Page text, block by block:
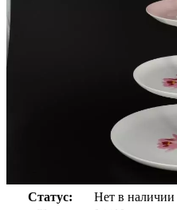
Статус:
Нет в наличии